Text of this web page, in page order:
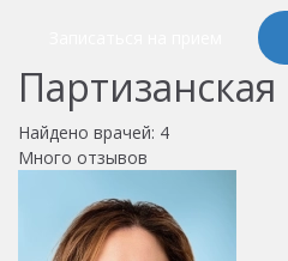
Партизанская
Найдено врачей: 4
Много отзывов